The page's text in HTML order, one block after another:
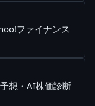
ファイナンス
想・AI株価診断